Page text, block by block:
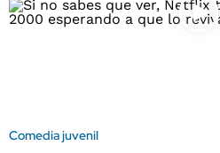
Comedia juvenil